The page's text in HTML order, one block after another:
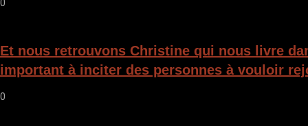
0
Et nous retrouvons Christine qui nous livre
important à inciter des personnes à vouloir
0